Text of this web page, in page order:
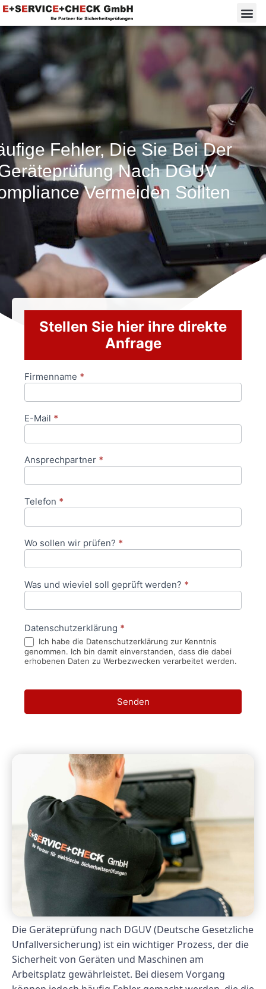
Fehler, Die Sie Bei Der
Nach DGUV
Vermeiden Sollten
Stellen Sie hier ihre direkte
Anfrage
Anfrageformular
Firmenname *
E-Mail *
Ansprechpartner *
Telefon *
Wo sollen wir prüfen? *
Was und wieviel soll geprüft werden? *
Datenschutzerklärung *
Ich habe die Datenschutzerklärung zur Kenntnis
genommen. Ich bin damit einverstanden, dass die dabei
erhobenen Daten zu Werbezwecken verarbeitet werden.
Senden
Die Geräteprüfung nach DGUV (Deutsche Gesetzliche
Unfallversicherung) ist ein wichtiger Prozess, der die
Sicherheit von Geräten und Maschinen am
Arbeitsplatz gewährleistet. Bei diesem Vorgang